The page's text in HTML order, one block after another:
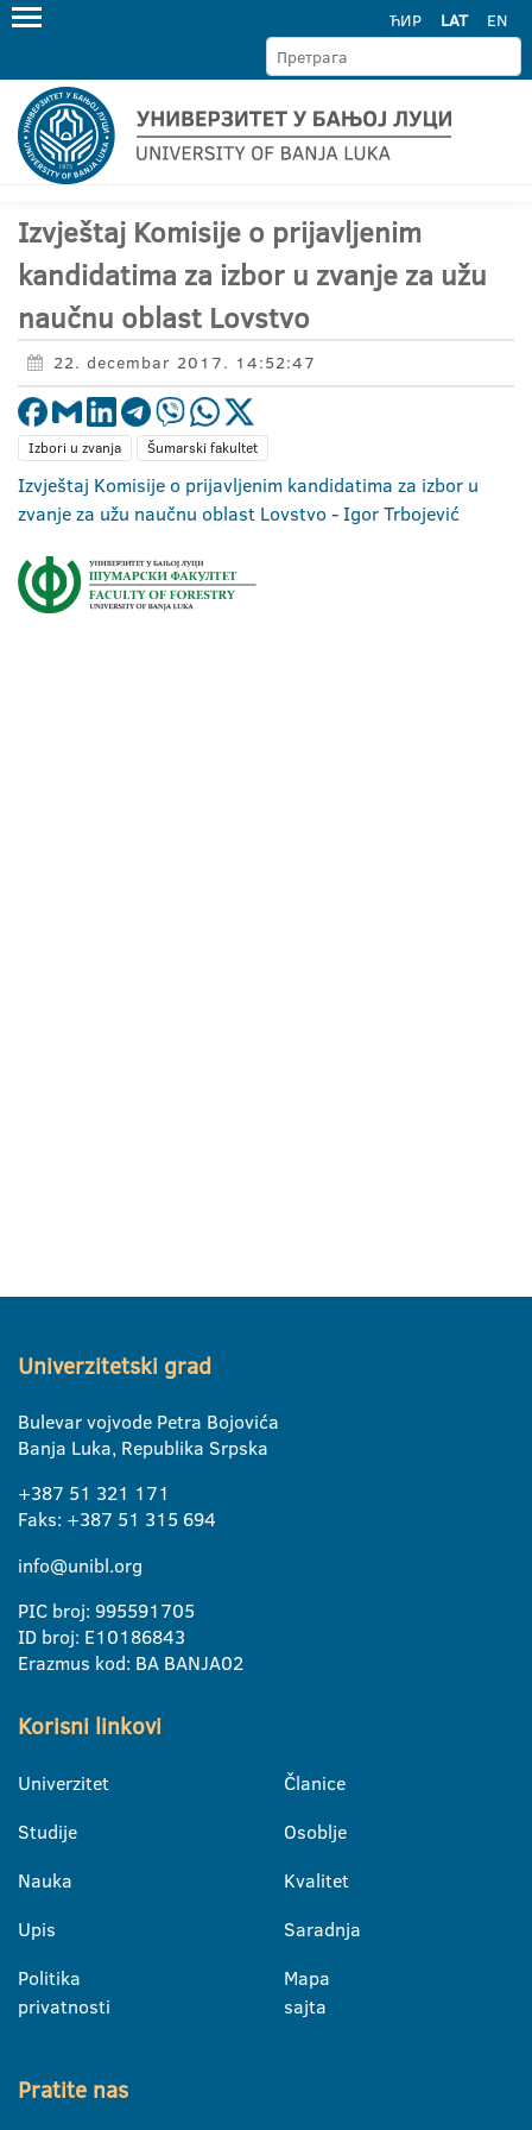
ЋИР LAT EN
Izvještaj Komisije o prijavljenim
kandidatima za izbor u zvanje za užu
naučnu oblast Lovstvo
22. decembar 2017. 14:52:47
Izbori u zvanja Šumarski fakultet
Izvještaj Komisije o prijavljenim kandidatima za izbor u
zvanje za užu naučnu oblast Lovstvo - Igor Trbojević
Univerzitetski grad
Bulevar vojvode Petra Bojovića
Banja Luka, Republika Srpska
+387 51 321 171
Faks: +387 51 315 694
info@unibl.org
PIC broj: 995591705
ID broj: E10186843
Erazmus kod: BA BANJA02
Korisni linkovi
Univerzitet
Studije
Nauka
Upis
Politika
privatnosti
Članice
Osoblje
Kvalitet
Saradnja
Mapa
sajta
Pratite nas